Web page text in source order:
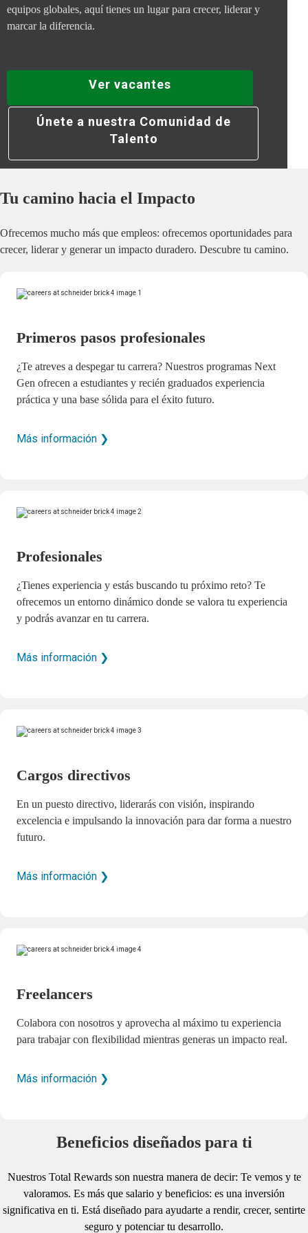
equipos globales, aquí tienes un lugar para crecer, liderar y
marcar la diferencia.
Ver vacantes
Únete a nuestra Comunidad de
Talento
Tu camino hacia el Impacto
Ofrecemos mucho más que empleos: ofrecemos oportunidades para
crecer, liderar y generar un impacto duradero. Descubre tu camino.
Primeros pasos profesionales
¿Te atreves a despegar tu carrera? Nuestros programas Next
Gen ofrecen a estudiantes y recién graduados experiencia
práctica y una base sólida para el éxito futuro.
Más información ❯
Profesionales
¿Tienes experiencia y estás buscando tu próximo reto? Te
ofrecemos un entorno dinámico donde se valora tu experiencia
y podrás avanzar en tu carrera.
Más información ❯
Cargos directivos
En un puesto directivo, liderarás con visión, inspirando
excelencia e impulsando la innovación para dar forma a nuestro
futuro.
Más información ❯
Freelancers
Colabora con nosotros y aprovecha al máximo tu experiencia
para trabajar con flexibilidad mientras generas un impacto real.
Más información ❯
Beneficios diseñados para ti
Nuestros Total Rewards son nuestra manera de decir: Te vemos y te
valoramos. Es más que salario y beneficios: es una inversión
significativa en ti. Está diseñado para ayudarte a rendir, crecer, sentirte
seguro y potenciar tu desarrollo.